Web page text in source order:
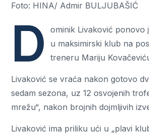
Foto: HINA/ Admir BULJUBAŠIĆ
D
ominik Livaković ponovo
u maksimirski klub na
treneru Mariju
Livaković se vraća nakon gotovo
sedam sezona, uz 12 osvojenih
mrežu“, nakon brojnih dojmljivih
Livaković ima priliku ući u „plavi